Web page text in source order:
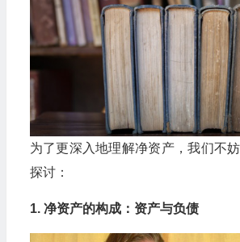
为了更深入地理解净资产，我们不
探讨：
1. 净资产的构成：资产与负债